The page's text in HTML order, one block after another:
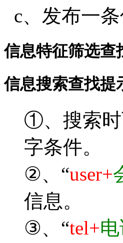
c、发布一
信息特征筛选查
信息搜索查找提
①、搜索时
字条件。
②、“user+
信息。
③、“tel+